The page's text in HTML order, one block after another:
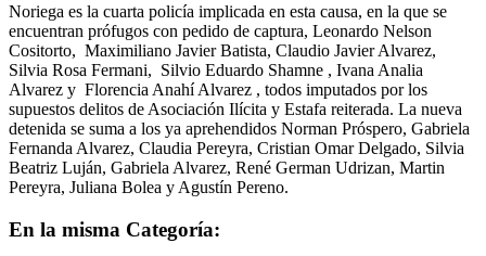
Noriega es la cuarta policía implicada en esta causa, en la que se
encuentran prófugos con pedido de captura, Leonardo Nelson
Cositorto, Maximiliano Javier Batista, Claudio Javier Alvarez,
Silvia Rosa Fermani, Silvio Eduardo Shamne , Ivana Analia
Alvarez y Florencia Anahí Alvarez , todos imputados por los
supuestos delitos de Asociación Ilícita y Estafa reiterada. La nueva
detenida se suma a los ya aprehendidos Norman Próspero, Gabriela
Fernanda Alvarez, Claudia Pereyra, Cristian Omar Delgado, Silvia
Beatriz Luján, Gabriela Alvarez, René German Udrizan, Martin
Pereyra, Juliana Bolea y Agustín Pereno.
En la misma Categoría: